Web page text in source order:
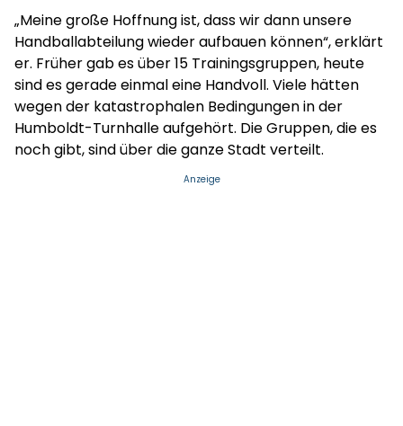
„Meine große Hoffnung ist, dass wir dann unsere
Handballabteilung wieder aufbauen können“, erklärt
er. Früher gab es über 15 Trainingsgruppen, heute
sind es gerade einmal eine Handvoll. Viele hätten
wegen der katastrophalen Bedingungen in der
Humboldt-Turnhalle aufgehört. Die Gruppen, die es
noch gibt, sind über die ganze Stadt verteilt.
Anzeige